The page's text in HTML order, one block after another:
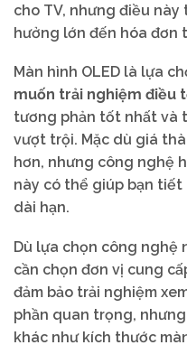
cho TV, nhưng điều
hưởng lớn đến hóa đơn
Màn hình OLED là lựa
muốn trải nghiệm điều
tương phản tốt nhất và
vượt trội. Mặc dù giá
hơn, nhưng công nghệ
này có thể giúp bạn
dài hạn.
Dù lựa chọn công nghệ
cần chọn đơn vị cung
đảm bảo trải nghiệm
phần quan trọng,
khác như kích thước